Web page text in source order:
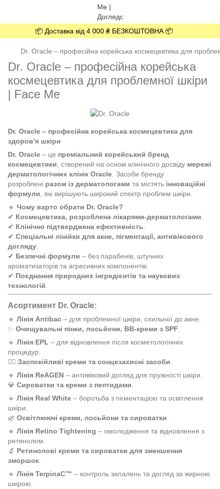
📦 Доставка від 4 000 ₴ БЕЗКОШТОВНА 📦
Dr. Oracle – професійна корейська космецевтика для
Dr. Oracle – професійна корейська
космецевтика для проблемної шкіри
| Face Me
Dr. Oracle – професійна корейська космецевтика для
здоров'я шкіри
Dr. Oracle – це преміальний корейський бренд
космецевтики, створений на основі клінічного досвіду мережі
дерматологічних клінік Oracle. Засоби бренду
розроблені разом із дерматологами та містять інноваційні
формули, які вирішують широкий спектр проблем шкіри.
🔹 Чому варто обрати Dr. Oracle?
✔ Космецевтика, розроблена лікарями-дерматологами.
✔ Клінічно підтверджена ефективність.
✔ Спеціальні лінійки для акне, пігментації, антивікового
догляду.
✔ Безпечні формули – без парабенів, штучних
ароматизаторів та агресивних компонентів.
✔ Поєднання природних інгредієнтів та наукових
технологій.
Асортимент Dr. Oracle:
🔹 Лінія Antibac – для проблемної шкіри, схильної до акне.
✨ Очищувальні пінки, лосьйони, ВВ-креми з SPF
🔹 Лінія EPL – для відновлення після косметологічних
процедур.
💆‍♀️ Заспокійливі креми та сонцезахисні засоби
🔹 Лінія ReAGEN – антивіковий догляд для пружності шкіри.
💎 Сироватки та креми з пептидами
🔹 Лінія Real White – боротьба з пігментацією та освітлення
шкіри.
🌿 Освітлюючі креми, лосьйони та сироватки
🔹 Лінія Retino Tightening – омолодження та відновлення з
ретинолом.
🔬 Ретинолові креми та сироватки для зменшення
зморшок
🔹 Лінія TerpinaC™ – контроль запалень та догляд за жирною
шкірою.